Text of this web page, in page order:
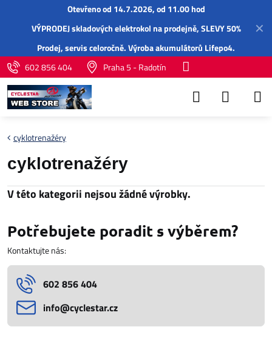
✕
Otevřeno od 14.7.2026, od 11.00 hod
VÝPRODEJ skladových elektrokol na prodejně, SLEVY 50%
Prodej,servisceloročně.Výroba akumulátorů Lifepo4.
602 856 404
Praha 5 - Radotín
cyklotrenažéry
cyklotrenažéry
Potřebujete poradit s výběrem?
Kontaktujte nás:
602 856 404
info​@cyclestar​.cz